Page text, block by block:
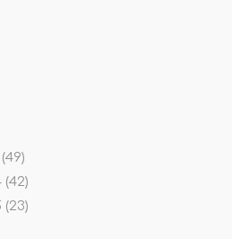
(49)
(42)
(23)